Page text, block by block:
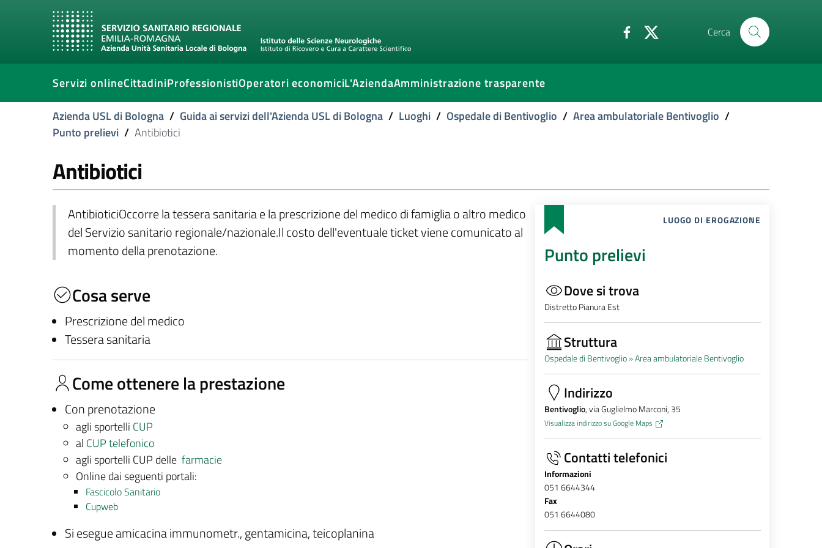
Cerca
Servizi onlineCittadiniProfessionistiOperatori economiciL'AziendaAmministrazione trasparente
Azienda USL di Bologna / Guida ai servizi dell'Azienda USL di Bologna / Luoghi / Ospedale di Bentivoglio / Area ambulatoriale Bentivoglio /
Punto prelievi / Antibiotici
Antibiotici
AntibioticiOccorre la tessera sanitaria e la prescrizione del medico di famiglia o altro medico
del Servizio sanitario regionale/nazionale.Il costo dell'eventuale ticket viene comunicato al
momento della prenotazione.
Cosa serve
Prescrizione del medico
Tessera sanitaria
Come ottenere la prestazione
Con prenotazione
agli sportelli CUP
al CUP telefonico
agli sportelli CUP delle farmacie
Online dai seguenti portali:
Fascicolo Sanitario
Cupweb
Si esegue amicacina immunometr., gentamicina, teicoplanina
LUOGO DI EROGAZIONE
Punto prelievi
Dove si trova
Distretto Pianura Est
Struttura
Ospedale di Bentivoglio »Area ambulatoriale Bentivoglio
Indirizzo
Bentivoglio, via Guglielmo Marconi, 35
Visualizza indirizzo su Google Maps
Contatti telefonici
Informazioni
051 6644344
Fax
051 6644080